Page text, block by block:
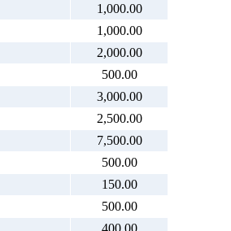
1,000.00
1,000.00
2,000.00
500.00
3,000.00
2,500.00
7,500.00
500.00
150.00
500.00
400.00